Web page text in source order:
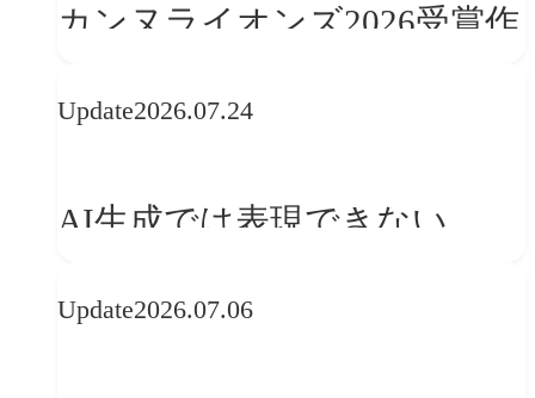
カンヌライオンズ2026受賞作
──「優れたブランド体験」
か
Update2026.07.24
AI生成では表現できない
望
Update2026.07.06